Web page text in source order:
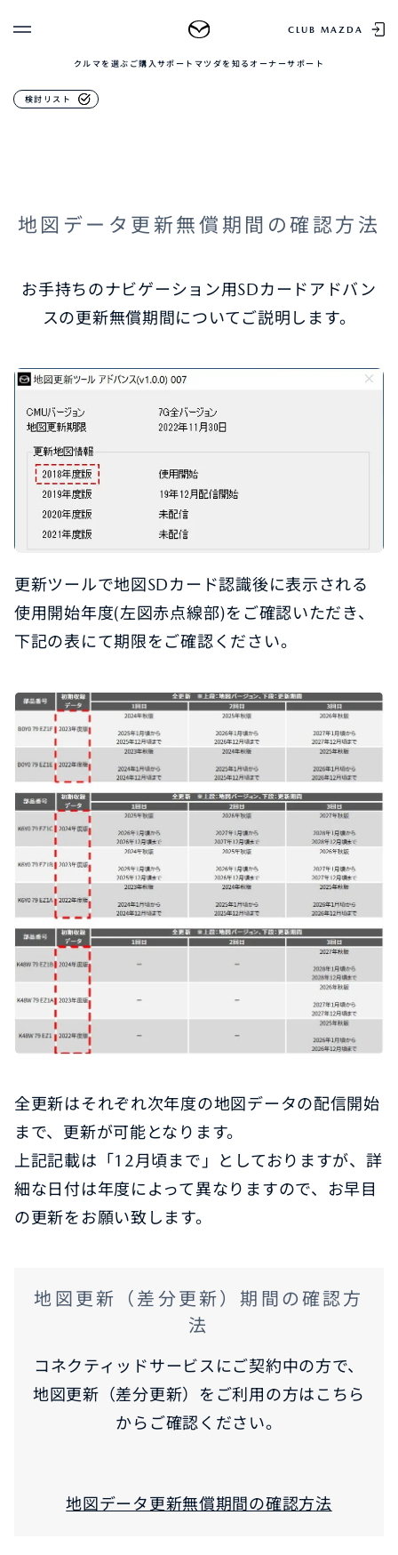
CLUB MAZDA
クルマを選ぶ ご購入サポート マツダを知る オーナーサポート
検討リスト
販売店検索
試乗車検索
購入相談
マツダを知る
オーナーサポート
中古車
お問合せ/FAQ
企業・IR・採用
ログアウト
地図データ更新
地図データ更新無償期間
地図データ更新無償期間の確認方法
お手持ちのナビゲーション用SDカードアドバン
スの更新無償期間についてご説明します。
更新ツールで地図SDカード認識後に表示される
使用開始年度(左図赤点線部)をご確認いただき、
下記の表にて期限をご確認ください。
全更新はそれぞれ次年度の地図データの配信開始
まで、更新が可能となります。
上記記載は「12月頃まで」としておりますが、詳
細な日付は年度によって異なりますので、お早目
の更新をお願い致します。
地図更新（差分更新）期間の確認方
法
コネクティッドサービスにご契約中の方で、
地図更新（差分更新）をご利用の方はこちら
からご確認ください。
地図データ更新無償期間の確認方法